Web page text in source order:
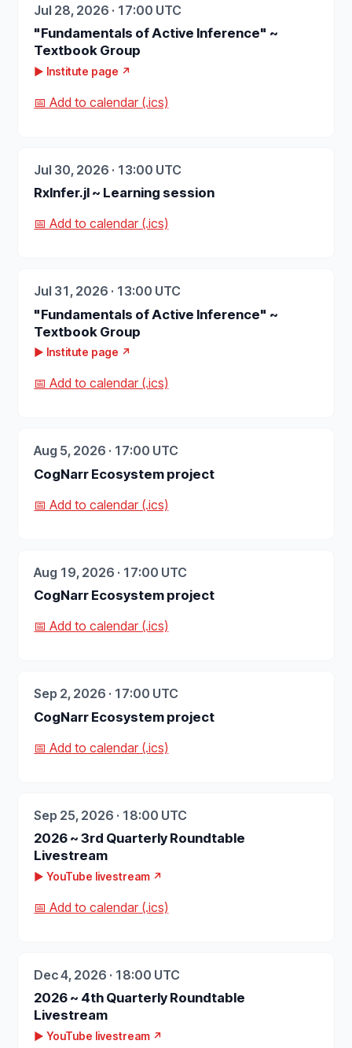
Jul 28, 2026 · 17:00 UTC
"Fundamentals of Active Inference" ~
Textbook Group
▶ Institute page ↗
📅 Add to calendar (.ics)
Jul 30, 2026 · 13:00 UTC
RxInfer.jl ~ Learning session
📅 Add to calendar (.ics)
Jul 31, 2026 · 13:00 UTC
"Fundamentals of Active Inference" ~
Textbook Group
▶ Institute page ↗
📅 Add to calendar (.ics)
Aug 5, 2026 · 17:00 UTC
CogNarr Ecosystem project
📅 Add to calendar (.ics)
Aug 19, 2026 · 17:00 UTC
CogNarr Ecosystem project
📅 Add to calendar (.ics)
Sep 2, 2026 · 17:00 UTC
CogNarr Ecosystem project
📅 Add to calendar (.ics)
Sep 25, 2026 · 18:00 UTC
2026 ~ 3rd Quarterly Roundtable
Livestream
▶ YouTube livestream ↗
📅 Add to calendar (.ics)
Dec 4, 2026 · 18:00 UTC
2026 ~ 4th Quarterly Roundtable
Livestream
▶ YouTube livestream ↗